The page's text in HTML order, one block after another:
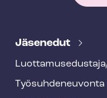
e
f
Jäsenedut
Työ­suh­de­neu­von­ta